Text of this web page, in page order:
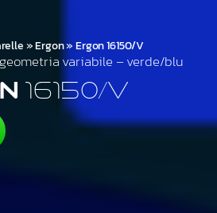
»Ergon»Ergon 16150/V
variabile – verde/blu
16150/V